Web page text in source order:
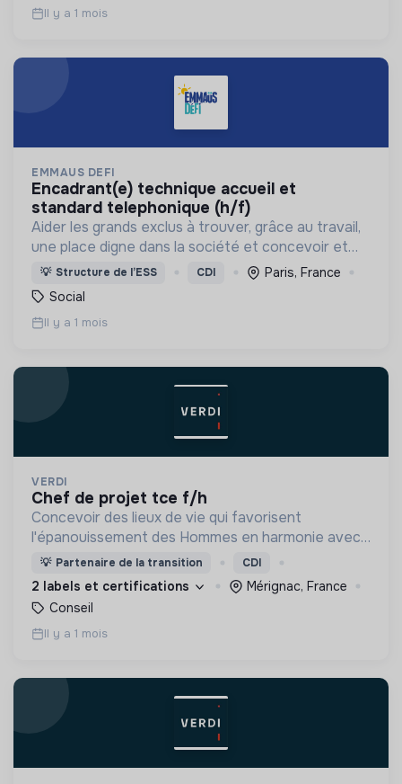
Il y a 1 mois
EMMAUS DEFI
encadrant(e) technique accueil et
standard telephonique (h/f)
Aider les grands exclus à trouver, grâce au travail,
une place digne dans la société et concevoir et
déployer un ensemble d’actions cohérentes pour
lutter contre l’exclusion.
💡 Structure de l’ESS CDI
Paris, France
Social
Il y a 1 mois
VERDI
chef de projet tce f/h
Concevoir des lieux de vie qui favorisent
l'épanouissement des Hommes en harmonie avec
leur environnement.
💡 Partenaire de la transition CDI
2 labels et certifications
Mérignac, France
Conseil
Il y a 1 mois